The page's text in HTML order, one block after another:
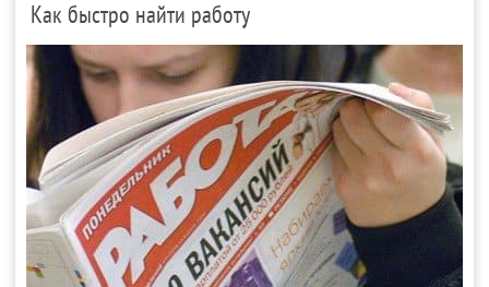
Как быстро найти работу